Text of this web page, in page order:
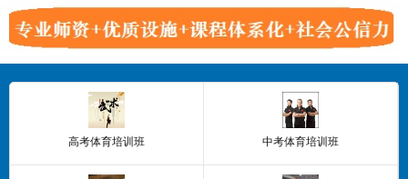
高考体育培训班 中考体育培训班